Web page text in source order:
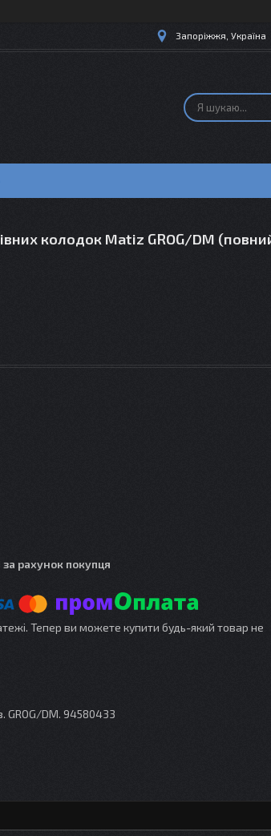
Запоріжжя, Україна
колодок Matiz GROG/DM
за рахунок покупця
Тепер ви можете купити будь-який товар не
GROG/DM. 94580433